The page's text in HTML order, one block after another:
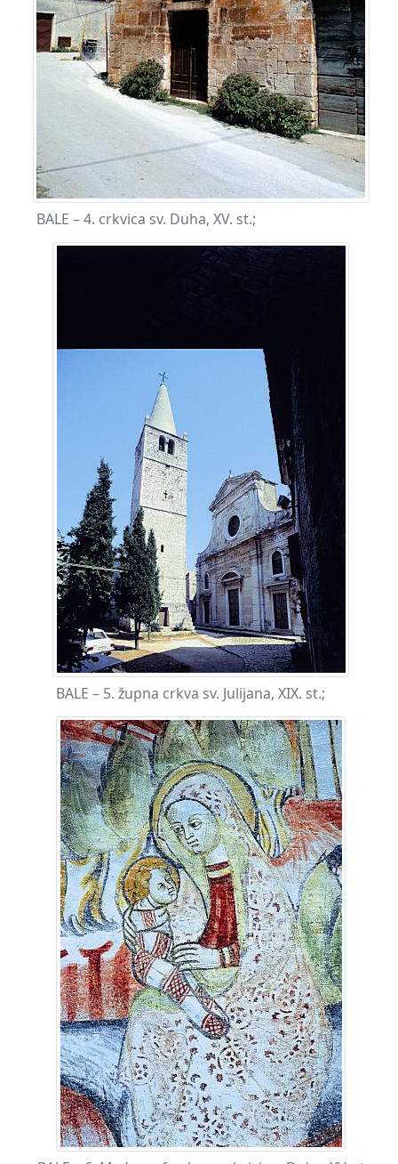
BALE – 4. crkvica sv. Duha, XV. st.;
BALE – 5. župna crkva sv. Julijana, XIX. st.;